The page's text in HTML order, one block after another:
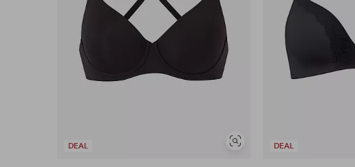
DEAL
SoortgelijkeDEAL